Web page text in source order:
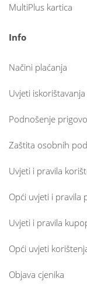
MultiPlus kartica
Info
Načini plaćanja
Uvjeti
Podnošenje
Zaštita osobnih
Uvjeti i pravila
Opći uvjeti i pravila
Uvjeti i pravila
Opći uvjeti
Objava cjenika